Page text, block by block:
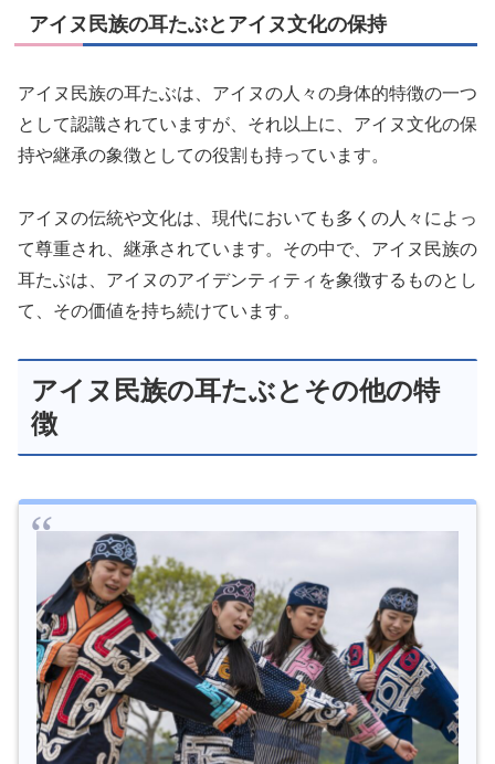
アイヌ民族の耳たぶとアイヌ文化の保持
アイヌ民族の耳たぶは、アイヌの人々の身体的特徴の一つ
として認識されていますが、それ以上に、アイヌ文化の保
持や継承の象徴としての役割も持っています。
アイヌの伝統や文化は、現代においても多くの人々によっ
て尊重され、継承されています。その中で、アイヌ民族の
耳たぶは、アイヌのアイデンティティを象徴するものとし
て、その価値を持ち続けています。
アイヌ民族の耳たぶとその他の特
徴